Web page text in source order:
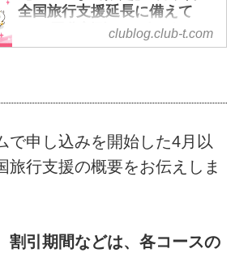
全国旅行支援延長に備えて
6000円分割引クーポン｜クラ
ブツーリズムPASS
自由行動を両立したツアーで、
「安く」「自由に」でかけよう
clublog.club-t.com
で申し込みを開始した4月以
旅行支援の概要をお伝えしま
割引期間などは、各コースの